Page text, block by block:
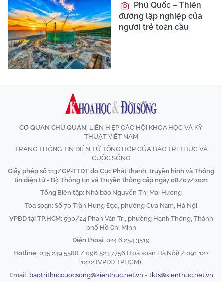
Phú Quốc – Thiên
đường lập nghiệp của
người trẻ toàn cầu
CƠ QUAN CHỦ QUẢN: LIÊN HIỆP CÁC HỘI KHOA HỌC VÀ KỸ
THUẬT VIỆT NAM
TRANG THÔNG TIN ĐIỆN TỬ TỔNG HỢP CỦA BÁO TRI THỨC VÀ
CUỘC SỐNG
Giấy phép số 113/GP-TTĐT do Cục Phát thanh, truyền hình và Thông
tin điện tử - Bộ Thông tin và Truyền thông cấp ngày 08/07/2021
Tổng Biên tập: Nhà báo Nguyễn Thị Mai Hương
Tòa soạn: Số 70 Trần Hưng Đạo, phường Cửa Nam, Hà Nội
VPĐD tại TP.HCM: 590/24 Phan Văn Trị, phường Hạnh Thông, Thành
phố Hồ Chí Minh
Điện thoại: 024 6 254 3519
Hotline: 035 249 5588 / 096 523 7756 (Toà soạn Hà Nội) / 091 122
1222 (VPĐD TPHCM)
Email: baotrithuccuocsong@kienthuc.net.vn - tkts@kienthuc.net.vn